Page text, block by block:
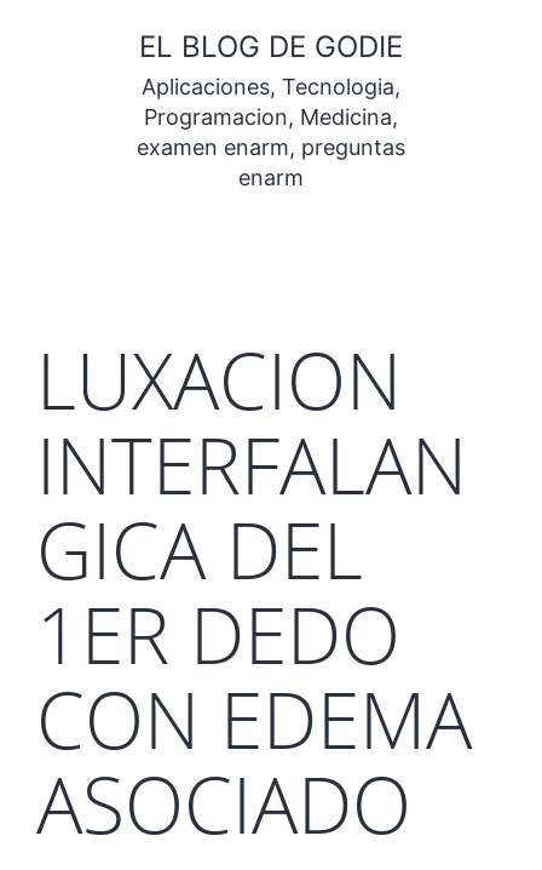
contenido
EL BLOG DE GODIE
Aplicaciones, Tecnologia,
Programacion, Medicina,
examen enarm, preguntas
enarm
LUXACION
INTERFALAN
GICA DEL
1ER DEDO
CON EDEMA
ASOCIADO